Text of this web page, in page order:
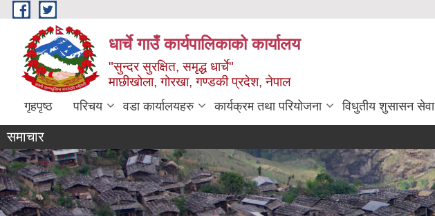
Skip to main content
धार्चे गाउँ कार्यपालिकाको कार्यालय
"सुन्दर सुरक्षित, समृद्ध धार्चे"
माछीखोला, गोरखा, गण्डकी प्रदेश, नेपाल
गृहपृष्ठ परिचय वडा कार्यालयहरु कार्यक्रम तथा परियोजना विधुतीय शुसासन सेवा
समाचार